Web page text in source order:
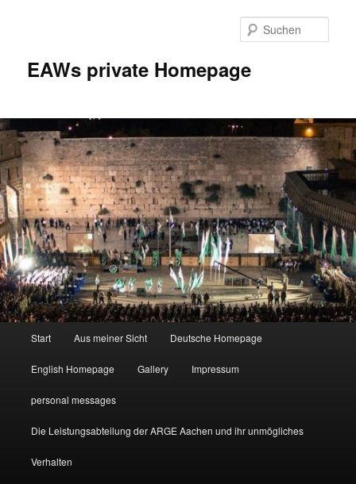
EAWs private Homepage
Start Aus meiner Sicht Deutsche Homepage
English Homepage Gallery Impressum
personal messages
Die Leistungsabteilung der ARGE Aachen und ihr unmögliches
Verhalten